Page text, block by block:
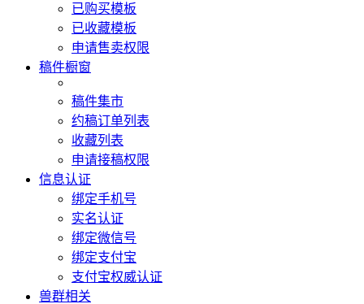
已购买模板
已收藏模板
申请售卖权限
稿件橱窗
稿件集市
约稿订单列表
收藏列表
申请接稿权限
信息认证
绑定手机号
实名认证
绑定微信号
绑定支付宝
支付宝权威认证
兽群相关